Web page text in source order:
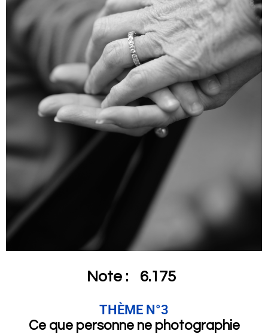
Note : 6.175
THÈME N°3
Ce que personne ne photographie